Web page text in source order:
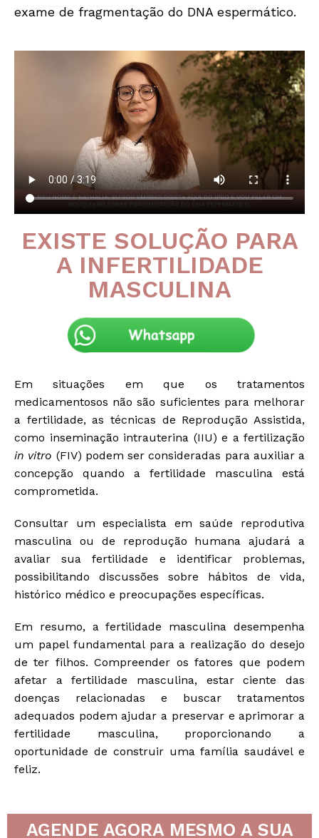
exame de fragmentação do DNA espermático.
EXISTE SOLUÇÃO PARA
A INFERTILIDADE
MASCULINA
Em situações em que os tratamentos
medicamentosos não são suficientes para melhorar
a fertilidade, as técnicas de Reprodução Assistida,
como inseminação intrauterina (IIU) e a fertilização
in vitro (FIV) podem ser consideradas para auxiliar a
concepção quando a fertilidade masculina está
comprometida.
Consultar um especialista em saúde reprodutiva
masculina ou de reprodução humana ajudará a
avaliar sua fertilidade e identificar problemas,
possibilitando discussões sobre hábitos de vida,
histórico médico e preocupações específicas.
Em resumo, a fertilidade masculina desempenha
um papel fundamental para a realização do desejo
de ter filhos. Compreender os fatores que podem
afetar a fertilidade masculina, estar ciente das
doenças relacionadas e buscar tratamentos
adequados podem ajudar a preservar e aprimorar a
fertilidade masculina, proporcionando a
oportunidade de construir uma família saudável e
feliz.
AGENDE AGORA MESMO A SUA